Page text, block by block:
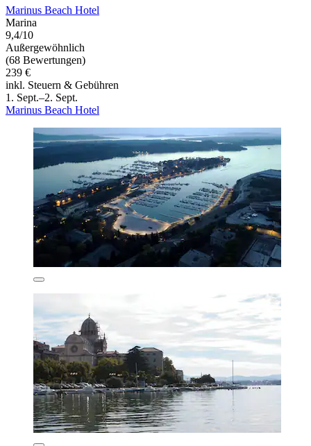
Marinus Beach Hotel
Marina
9,4/10
Außergewöhnlich
(68 Bewertungen)
239 €
inkl. Steuern & Gebühren
1. Sept.–2. Sept.
Marinus Beach Hotel